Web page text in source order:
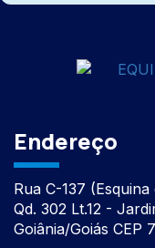
Endereço
Rua C-137 (Esquina
Qd. 302 Lt.12 -
Goiânia/Goiás CEP